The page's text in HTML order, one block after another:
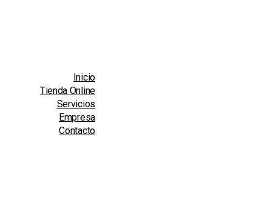
Inicio
Tienda Online
Servicios
Empresa
Contacto